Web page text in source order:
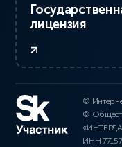
лицензия
©
©
ИНН